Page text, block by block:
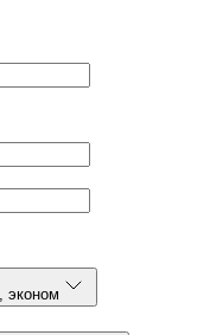
эконом